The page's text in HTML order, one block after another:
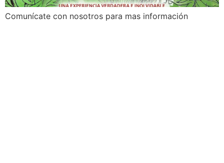
Comunícate con nosotros para mas información